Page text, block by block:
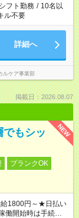
シフト勤務 / 10名以
ル不要
詳細へ
ルケア事業部
掲載日：2026.08.07
NEW
もシッ
ブランクOK
1800円～★日払い
開始時は手続き完